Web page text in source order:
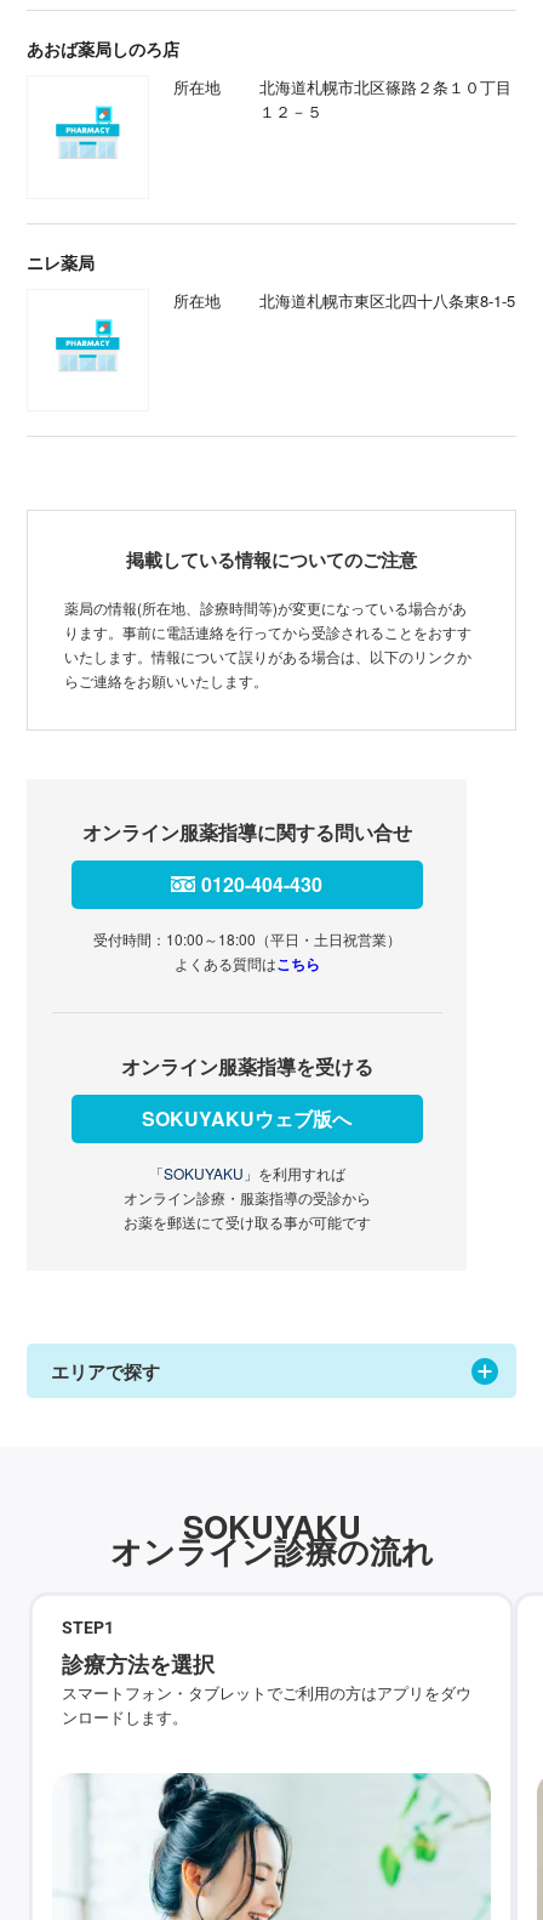
あおば薬局しのろ店
所在地
北海道札幌市北区篠路２条１０丁目
１２－５
ニレ薬局
所在地 北海道札幌市東区北四十八条東8-1-5
掲載している情報についてのご注意
薬局の情報(所在地、診療時間等)が変更になっている場合があ
ります。事前に電話連絡を行ってから受診されることをおすす
いたします。情報について誤りがある場合は、以下のリンクか
らご連絡をお願いいたします。
オンライン服薬指導に関する問い合せ
0120-404-430
受付時間：10:00～18:00（平日・土日祝営業）
よくある質問はこちら
オンライン服薬指導を受ける
SOKUYAKUウェブ版へ
「SOKUYAKU」 を利用すれば
オンライン診療・服薬指導の受診から
お薬を郵送にて受け取る事が可能です
エリアで探す
SOKUYAKU
オンライン診療の流れ
STEP1
診療方法を選択
スマートフォン・タブレットでご利用の方はアプリをダウ
ンロードします。